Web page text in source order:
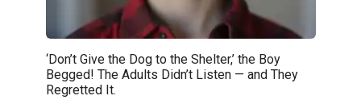
‘Don’t Give the Dog to the Shelter,’ the Boy
Begged! The Adults Didn’t Listen — and They
Regretted It.